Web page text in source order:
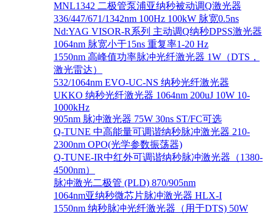
MNL1342 二极管泵浦亚纳秒被动调Q激光器
336/447/671/1342nm 100Hz 100kW 脉宽0.5ns
Nd:YAG VISOR-R系列 主动调Q纳秒DPSS激光器
1064nm 脉宽小于15ns 重复率1-20 Hz
1550nm 高峰值功率脉冲光纤激光器 1W（DTS，
激光雷达）
532/1064nm EVO-UC-NS 纳秒光纤激光器
UKKO 纳秒光纤激光器 1064nm 200uJ 10W 10-
1000kHz
905nm 脉冲激光器 75W 30ns ST/FC可选
Q-TUNE 中高能量可调谐纳秒脉冲激光器 210-
2300nm OPO(光学参数振荡器)
Q-TUNE-IR中红外可调谐纳秒脉冲激光器（1380-
4500nm）
脉冲激光二极管 (PLD) 870/905nm
1064nm亚纳秒微芯片脉冲激光器 HLX-I
1550nm 纳秒脉冲光纤激光器（用于DTS) 50W